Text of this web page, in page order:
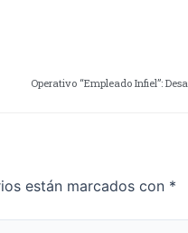
Operativo “Empleado Infiel”:
están marcados con *